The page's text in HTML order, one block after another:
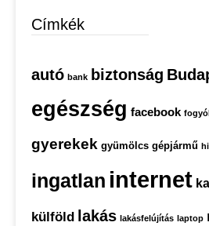
Címkék
autó bank biztonság
egészség facebook
gyerekek gyümölcs gépjármű
ingatlan internet
külföld lakás lakásfelújítás laptop